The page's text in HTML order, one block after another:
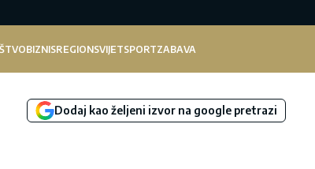
BIZNISREGIONSVIJETSPORTZABAVA
Dodaj kao željeni izvor na google pretrazi